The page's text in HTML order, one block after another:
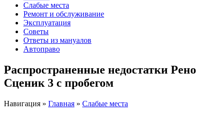
Слабые места
Ремонт и обслуживание
Эксплуатация
Советы
Ответы из мануалов
Автоправо
Распространенные недостатки Рено
Сценик 3 с пробегом
Навигация » Главная » Слабые места